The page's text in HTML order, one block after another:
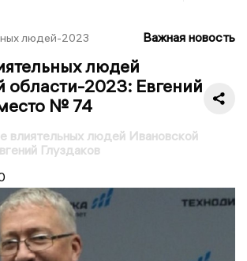
людей-2023 Важная новость
людей
области-2023: Евгений
№ 74
влиятельных людей Ивановской
Глуздаков